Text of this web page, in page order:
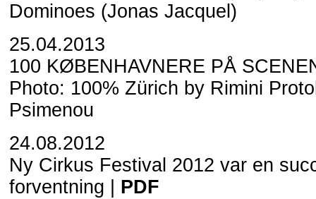
Dominoes (Jonas Jacquel)
25.04.2013
100 KØBENHAVNERE PÅ
Photo: 100% Zürich by Rimini
Psimenou
24.08.2012
Ny Cirkus Festival 2012 var en
forventning | PDF